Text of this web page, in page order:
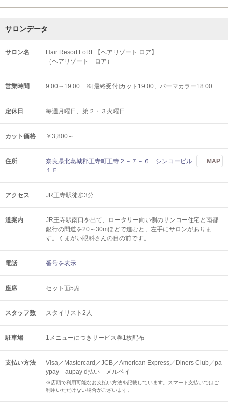
サロンデータ
サロン名
Hair Resort LoRE【ヘアリゾート ロア】
（ヘアリゾート ロア）
営業時間 9:00～19:00 ※[最終受付]カット19:00、パーマカラー18:00
定休日 毎週月曜日、第２・３火曜日
カット価格 ￥3,800～
住所
奈良県北葛城郡王寺町王寺２－７－６ シンコービル
１Ｆ
MAP
アクセス JR王寺駅徒歩3分
道案内
JR王寺駅南口を出て、ロータリー向い側のサンコー住宅と南都
銀行の間道を20～30mほどで進むと、左手にサロンがありま
す。くまがい眼科さんの目の前です。
電話 番号を表示
座席 セット面5席
スタッフ数 スタイリスト2人
駐車場 1メニューにつきサービス券1枚配布
支払い方法
Visa／Mastercard／JCB／American Express／Diners Club／pa
ypay aupay d払い メルペイ
※店頭で利用可能なお支払い方法を記載しています。スマート支払いではご
利用いただけない場合がございます。